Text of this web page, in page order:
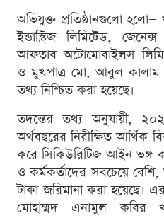
অভিযুক্ত প্রতিষ্ঠানগুলো হলো—
ইন্ডাস্ট্রিজ লিমিটেড,
আফতাব অটোমোবাইলস
ও মুখপাত্র মো. আবুল কালাম
তথ্য নিশ্চিত করা হয়েছে।
তদন্তের তথ্য অনুযায়ী,
অর্থবছরের নিরীক্ষিত আর্থিক
করে সিকিউরিটিজ আইন ভঙ্গ
ও কর্মকর্তাদের সবচেয়ে
টাকা জরিমানা করা হয়েছে।
মোহাম্মদ এনামুল কবির